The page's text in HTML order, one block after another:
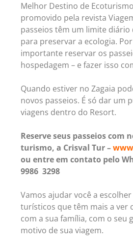
Melhor Destino de
promovido pela revista
passeios têm um limite diário
para preservar a ecologia.
importante reservar os
hospedagem – e fazer isso
Quando estiver no Zagaia
novos passeios. É só dar um
viagens dentro do Resort.
Reserve seus passeios com
turismo, a Crisval Tur –
ou entre em contato pelo
9986 3298
Vamos ajudar você a
turísticos que têm mais a ver
com a sua família, com o seu
motivo de sua viagem.